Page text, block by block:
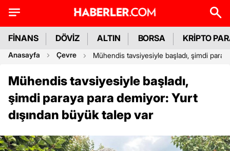
FİNANS DÖVİZ ALTIN BORSA KRİPTO
Anasayfa Çevre Mühendis tavsiyesiyle başladı, şimdi
Mühendis tavsiyesiyle başladı,
şimdi paraya para demiyor: Yurt
dışından büyük talep var